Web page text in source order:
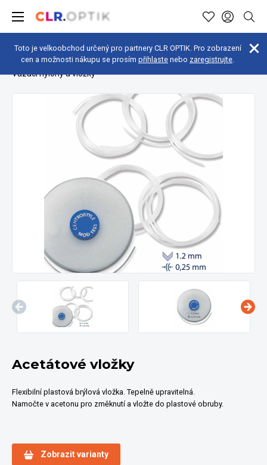
Toto je velkoobchod určený pro partnery CLR OPTIK. Pro zobrazení
cen a možnosti nákupu se prosím přihlaste nebo zaregistrujte.
Optická dílna
Spotřební materiál
Vázací nylony a vložky
Acetátové vložky
Flexibilní plastová brýlová vložka. Tepelně upravitelná.
Namočte v acetonu pro změknutí a vložte do plastové obruby.
Zobrazit varianty